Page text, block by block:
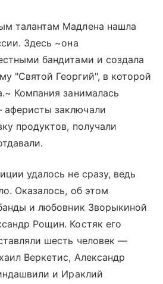
талантам Мадлена нашла
Здесь ~она
бандитами и создала
"Святой Георгий", в которой
Компания занималась
заключали
продуктов, получали
удалось не сразу, ведь
Оказалось, об этом
и любовник Зворыкиной
Рощин. Костяк его
шесть человек —
Веркетис, Александр
и Ираклий